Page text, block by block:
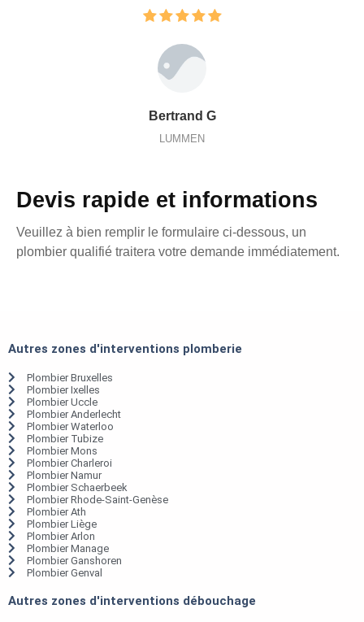
Bertrand G
LUMMEN
Devis rapide et informations
Veuillez à bien remplir le formulaire ci-dessous, un
plombier qualifié traitera votre demande immédiatement.
Autres zones d'interventions plomberie
Plombier Bruxelles
Plombier Ixelles
Plombier Uccle
Plombier Anderlecht
Plombier Waterloo
Plombier Tubize
Plombier Mons
Plombier Charleroi
Plombier Namur
Plombier Schaerbeek
Plombier Rhode-Saint-Genèse
Plombier Ath
Plombier Liège
Plombier Arlon
Plombier Manage
Plombier Ganshoren
Plombier Genval
Autres zones d'interventions débouchage